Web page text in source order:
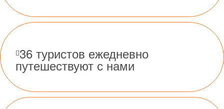
36 туристов ежедневно
путешествуют с нами